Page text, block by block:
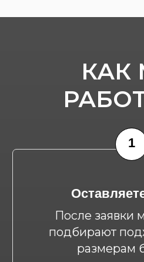
Остались
Оставьте заявку
консультацию специалиста
ПОЛУЧИТЬ КОНСУЛЬТАЦИЮ